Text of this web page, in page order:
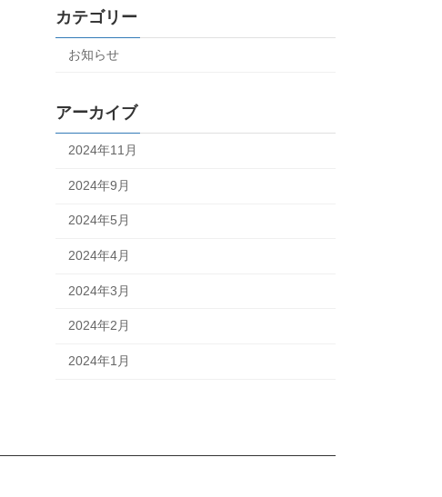
カテゴリー
お知らせ
アーカイブ
2024年11月
2024年9月
2024年5月
2024年4月
2024年3月
2024年2月
2024年1月